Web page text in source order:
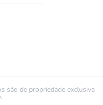
são de propriedade exclusiva